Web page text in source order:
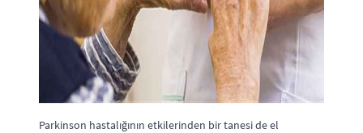
Parkinson hastalığının etkilerinden bir tanesi de el